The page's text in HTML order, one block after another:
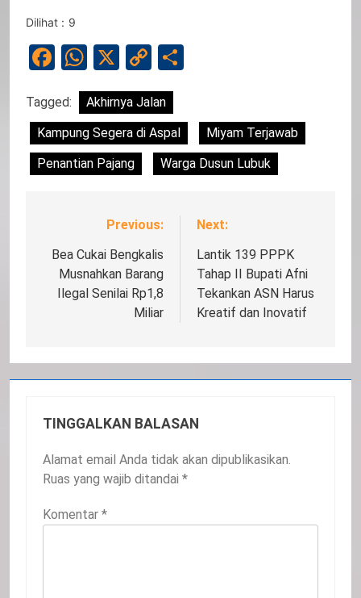
Dilihat : 9
Facebook
WhatsApp
X
Copy
Link
Tagged:
Akhirnya Jalan
Kampung Segera di Aspal
Miyam Terjawab
Penantian Pajang
Warga Dusun Lubuk
Navigasi
pos
Previous:
Bea Cukai Bengkalis
Musnahkan Barang
Ilegal Senilai Rp1,8
Miliar
Next:
Lantik 139 PPPK
Tahap II Bupati Afni
Tekankan ASN Harus
Kreatif dan Inovatif
TINGGALKAN BALASAN
Alamat email Anda tidak akan dipublikasikan.
Ruas yang wajib ditandai *
Komentar *